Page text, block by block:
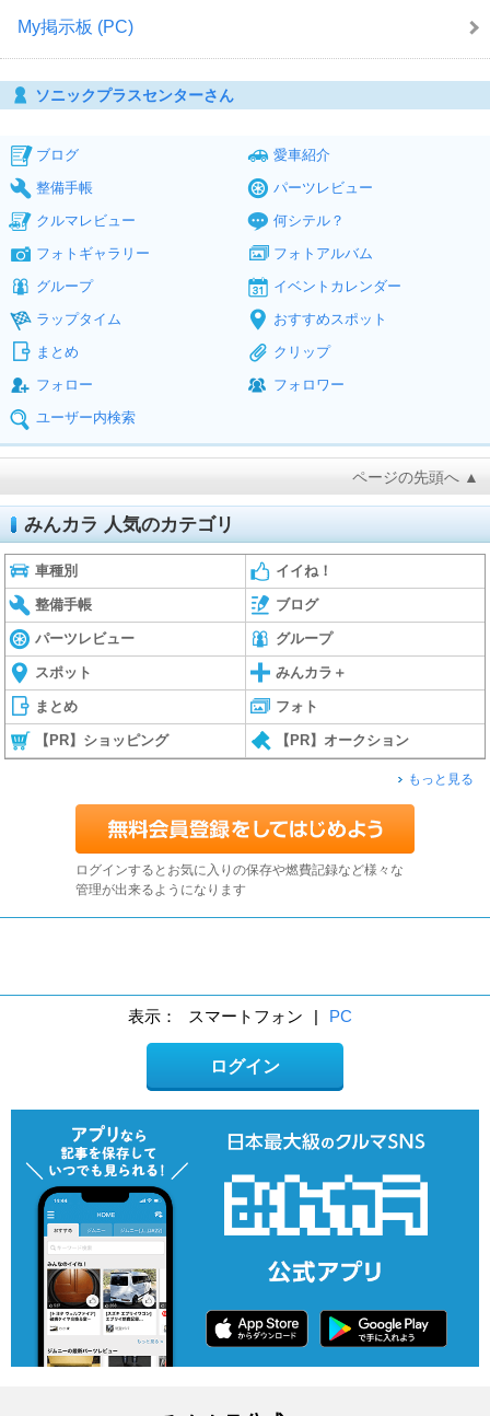
My掲示板 (PC)
ソニックプラスセンターさん
ブログ
愛車紹介
整備手帳
パーツレビュー
クルマレビュー
何シテル？
フォトギャラリー
フォトアルバム
グループ
イベントカレンダー
ラップタイム
おすすめスポット
まとめ
クリップ
フォロー
フォロワー
ユーザー内検索
ページの先頭へ ▲
みんカラ 人気のカテゴリ
車種別 イイね！
整備手帳 ブログ
パーツレビュー グループ
スポット みんカラ＋
まとめ フォト
【PR】ショッピング 【PR】オークション
もっと見る
ログインするとお気に入りの保存や燃費記録など様々な
管理が出来るようになります
表示： スマートフォン | PC
ログイン